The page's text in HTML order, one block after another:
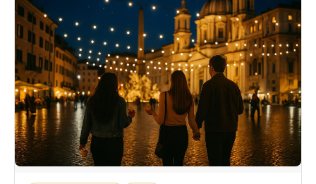
License Plates
Sobre nosotros
EN ES FR